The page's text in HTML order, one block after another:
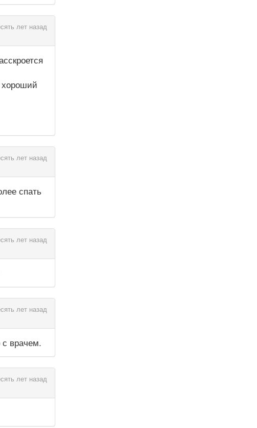
лет назад
хороший
лет назад
спать
лет назад
лет назад
врачем.
лет назад